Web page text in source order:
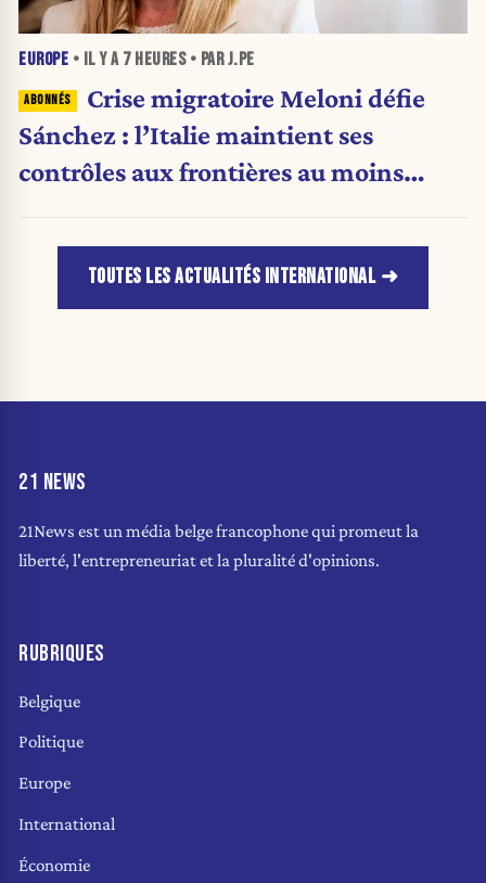
EUROPE • IL Y A 7 HEURES• PAR J.PE
Crise migratoire Meloni défie
Sánchez : l’Italie maintient ses
contrôles aux frontières au moins
TOUTES LES ACTUALITÉS INTERNATIONAL
21 NEWS
21News est un média belge francophone qui promeut la
liberté, l'entrepreneuriat et la pluralité d'opinions.
RUBRIQUES
Belgique
Politique
Europe
International
Économie